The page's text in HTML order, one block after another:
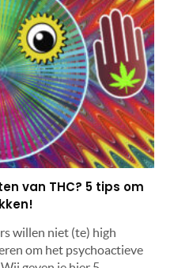
van THC? 5 tips om
willen niet (te) high
om het psychoactieve